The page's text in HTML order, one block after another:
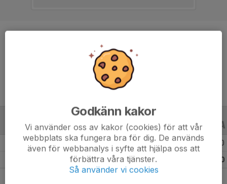
9 år
ALLA SERIER ALLA ÅR
Säsongen 24/25 3 0 0
0
Godkänn kakor
Vi använder oss av kakor (cookies) för att vår
webbplats ska fungera bra för dig. De används
även för webbanalys i syfte att hjälpa oss att
förbättra våra tjänster.
Så använder vi cookies